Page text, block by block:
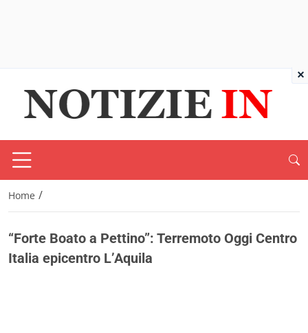
Home /
“Forte Boato a Pettino”: Terremoto Oggi Centro
Italia epicentro L’Aquila
×